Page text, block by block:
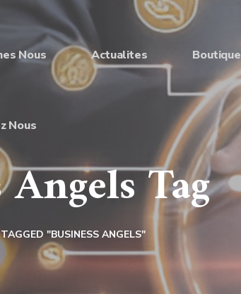
Nous Actualites Boutique
Nous
Tag
"BUSINESS ANGELS"